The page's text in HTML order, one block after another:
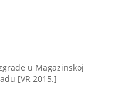
u Magazinskoj
[VR 2015.]